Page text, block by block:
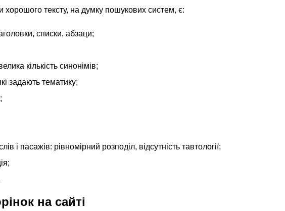
тексту, на думку пошукових систем, є:
списки, абзаци;
кількість синонімів;
задають тематику;
і пасажів: рівномірний розподіл, відсутність тавтології;
на сайті